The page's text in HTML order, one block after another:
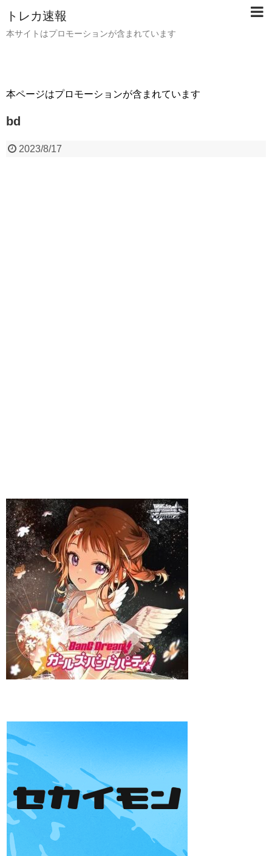
トレカ速報
本サイトはプロモーションが含まれています
本ページはプロモーションが含まれています
bd
2023/8/17